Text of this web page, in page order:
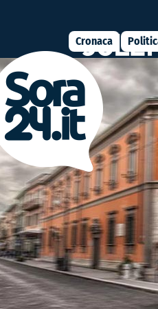
Cronaca